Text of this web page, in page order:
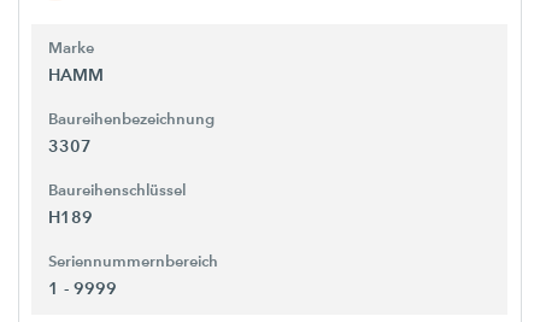
Marke
HAMM
Baureihenbezeichnung
3307
Baureihenschlüssel
H189
Seriennummernbereich
1 - 9999